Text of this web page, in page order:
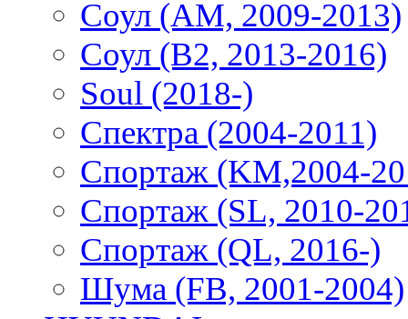
Соул (AM, 2009-2013)
Соул (B2, 2013-2016)
Soul (2018-)
Спектра (2004-2011)
Спортаж (KM,2004-
Спортаж (SL, 2010-
Спортаж (QL, 2016-)
Шума (FB, 2001-2004)